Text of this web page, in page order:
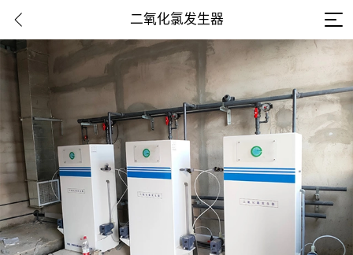
二氧化氯发生器